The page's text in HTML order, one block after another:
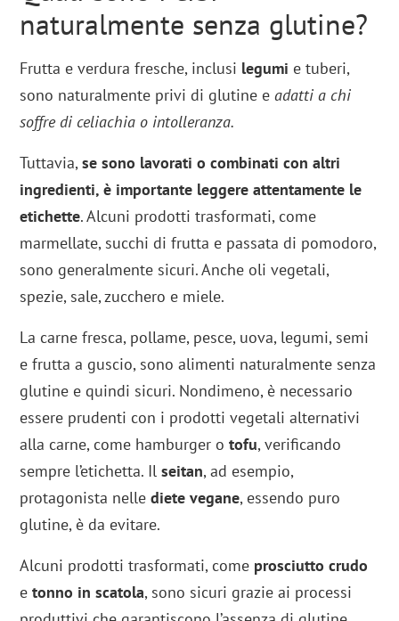
naturalmente senza glutine?
Frutta e verdura fresche, inclusi legumi e tuberi,
sono naturalmente privi di glutine eadatti a chi
soffre di celiachia o intolleranza.
Tuttavia,se sono lavorati o combinati con altri
ingredienti, è importante leggere attentamente le
etichette. Alcuni prodotti trasformati, come
marmellate, succhi di frutta e passata di pomodoro,
sono generalmente sicuri. Anche oli vegetali,
spezie, sale, zucchero e miele.
La carne fresca, pollame, pesce, uova, legumi, semi
e frutta a guscio, sono alimenti naturalmente senza
glutine e quindi sicuri. Nondimeno, è necessario
essere prudenti con i prodotti vegetali alternativi
alla carne, come hamburger otofu, verificando
sempre l’etichetta. Ilseitan, ad esempio,
protagonista nellediete vegane, essendo puro
glutine, è da evitare.
Alcuni prodotti trasformati, come prosciutto crudo
etonno in scatola, sono sicuri grazie ai processi